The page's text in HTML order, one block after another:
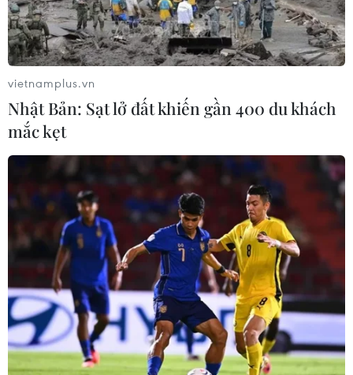
Mỹ chi hơn 2,2 tỷ USD mua thêm 4
trung tâm giam giữ người nhập cư
trái phép
07/08/2026 22:47
thời với tủ gỗ và tủ lavabo nhập khẩu
07/08/2026 14:52
Kinh tế Mỹ bất ngờ mất 23.000 việc
làm trong tháng 7
07/08/2026 13:57
vietnamplus.vn
Nhật Bản: Sạt lở đất khiến gần 400 du khách
mắc kẹt